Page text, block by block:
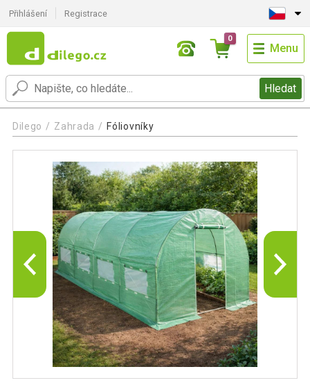
Přihlášení Registrace
Hledat
0
Menu
Dilego Zahrada Fóliovníky